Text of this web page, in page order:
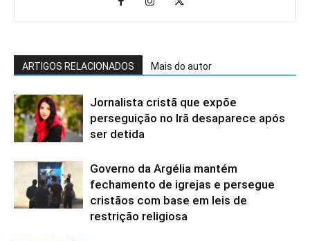
ARTIGOS RELACIONADOS Mais do autor
Jornalista cristã que expõe
perseguição no Irã desaparece após
ser detida
Governo da Argélia mantém
fechamento de igrejas e persegue
cristãos com base em leis de
restrição religiosa